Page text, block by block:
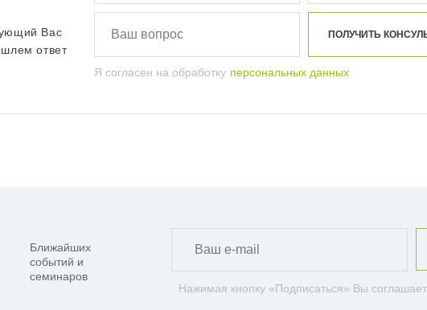
Вас
ответ
Я согласен на обработку персональных данных
ПОЛУЧИТЬ
Ближайших
событий и
семинаров
Нажимая кнопку «Подписаться» Вы